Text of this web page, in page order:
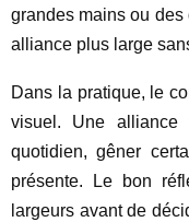
grandes mains ou des
alliance plus large
Dans la pratique, le
visuel. Une alliance
quotidien, gêner
présente. Le bon
largeurs avant de